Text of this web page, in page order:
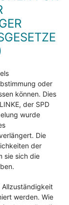
oder
können. Dies
der SPD
wurde
Die
der
sie sich die
Allzuständigkeit
werden. Wie